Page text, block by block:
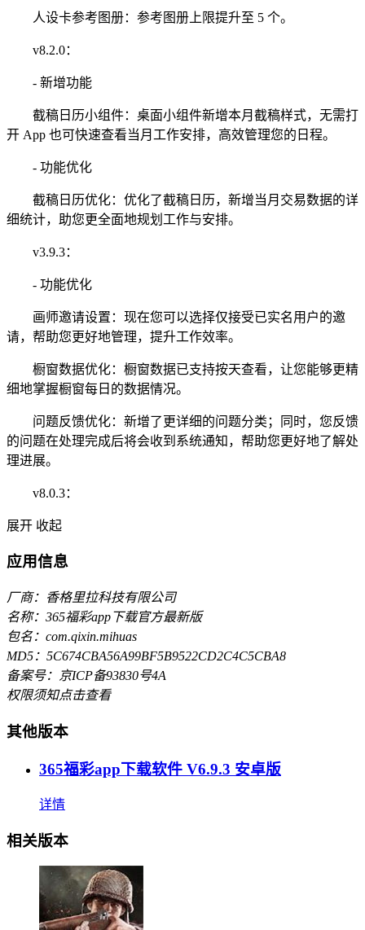
人设卡参考图册：参考图册上限提升至 5 个。
v8.2.0：
- 新增功能
截稿日历小组件：桌面小组件新增本月截稿样式，无需打
开 App 也可快速查看当月工作安排，高效管理您的日程。
- 功能优化
截稿日历优化：优化了截稿日历，新增当月交易数据的详
细统计，助您更全面地规划工作与安排。
v3.9.3：
- 功能优化
画师邀请设置：现在您可以选择仅接受已实名用户的邀
请，帮助您更好地管理，提升工作效率。
橱窗数据优化：橱窗数据已支持按天查看，让您能够更精
细地掌握橱窗每日的数据情况。
问题反馈优化：新增了更详细的问题分类；同时，您反馈
的问题在处理完成后将会收到系统通知，帮助您更好地了解处
理进展。
v8.0.3：
展开 收起
应用信息
厂商：香格里拉科技有限公司
名称：365福彩app下载官方最新版
包名：com.qixin.mihuas
MD5：5C674CBA56A99BF5B9522CD2C4C5CBA8
备案号：京ICP备93830号4A
权限须知点击查看
其他版本
365福彩app下载软件 V6.9.3 安卓版
详情
相关版本